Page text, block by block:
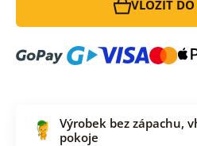
VLOŽIT
Výrobek bez zápachu,
pokoje